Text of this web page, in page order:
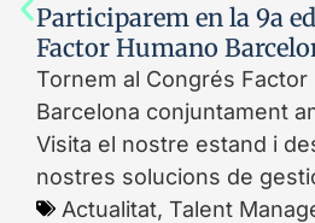
Participarem en la 9a
Factor Humano
Tornem al Congrés Factor
Barcelona conjuntament
Visita el nostre estand i
nostres solucions de
Actualitat, Talent